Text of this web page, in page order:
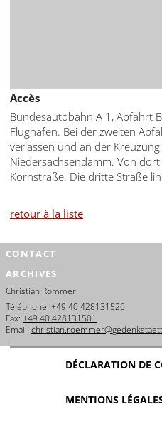
Accès
Bundesautobahn A 1, Abfahrt
Flughafen. Bei der zweiten
verlassen und an der
Niedersachsendamm. Von
Kornstraße. Die dritte Straße
retour à la liste
CONTACT
ARCHIVES
Christian Römmer
Téléphone: +49 40 428131526
Fax: +49 40 428131501
Email:
DÉCLARATION DE
MENTIONS